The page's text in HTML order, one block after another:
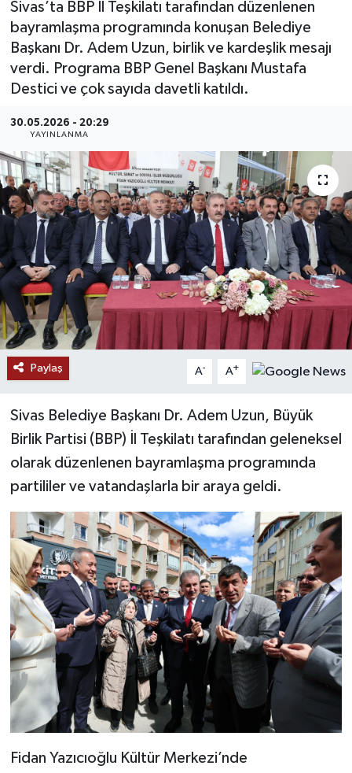
Sivas’ta BBP İl Teşkilatı tarafından düzenlenen
bayramlaşma programında konuşan Belediye
Başkanı Dr. Adem Uzun, birlik ve kardeşlik mesajı
verdi. Programa BBP Genel Başkanı Mustafa
Destici ve çok sayıda davetli katıldı.
30.05.2026 - 20:29
YAYINLANMA
Paylaş A- A+
Sivas Belediye Başkanı Dr. Adem Uzun, Büyük
Birlik Partisi (BBP) İl Teşkilatı tarafından geleneksel
olarak düzenlenen bayramlaşma programında
partililer ve vatandaşlarla bir araya geldi.
Fidan Yazıcıoğlu Kültür Merkezi’nde
MAGAZİN
ÖZEL HABER
SAĞLIK
SİYASET
SOSYAL YARDIMLAR
SPONSORLU YAZI
SPOR
TEKNOLOJİ